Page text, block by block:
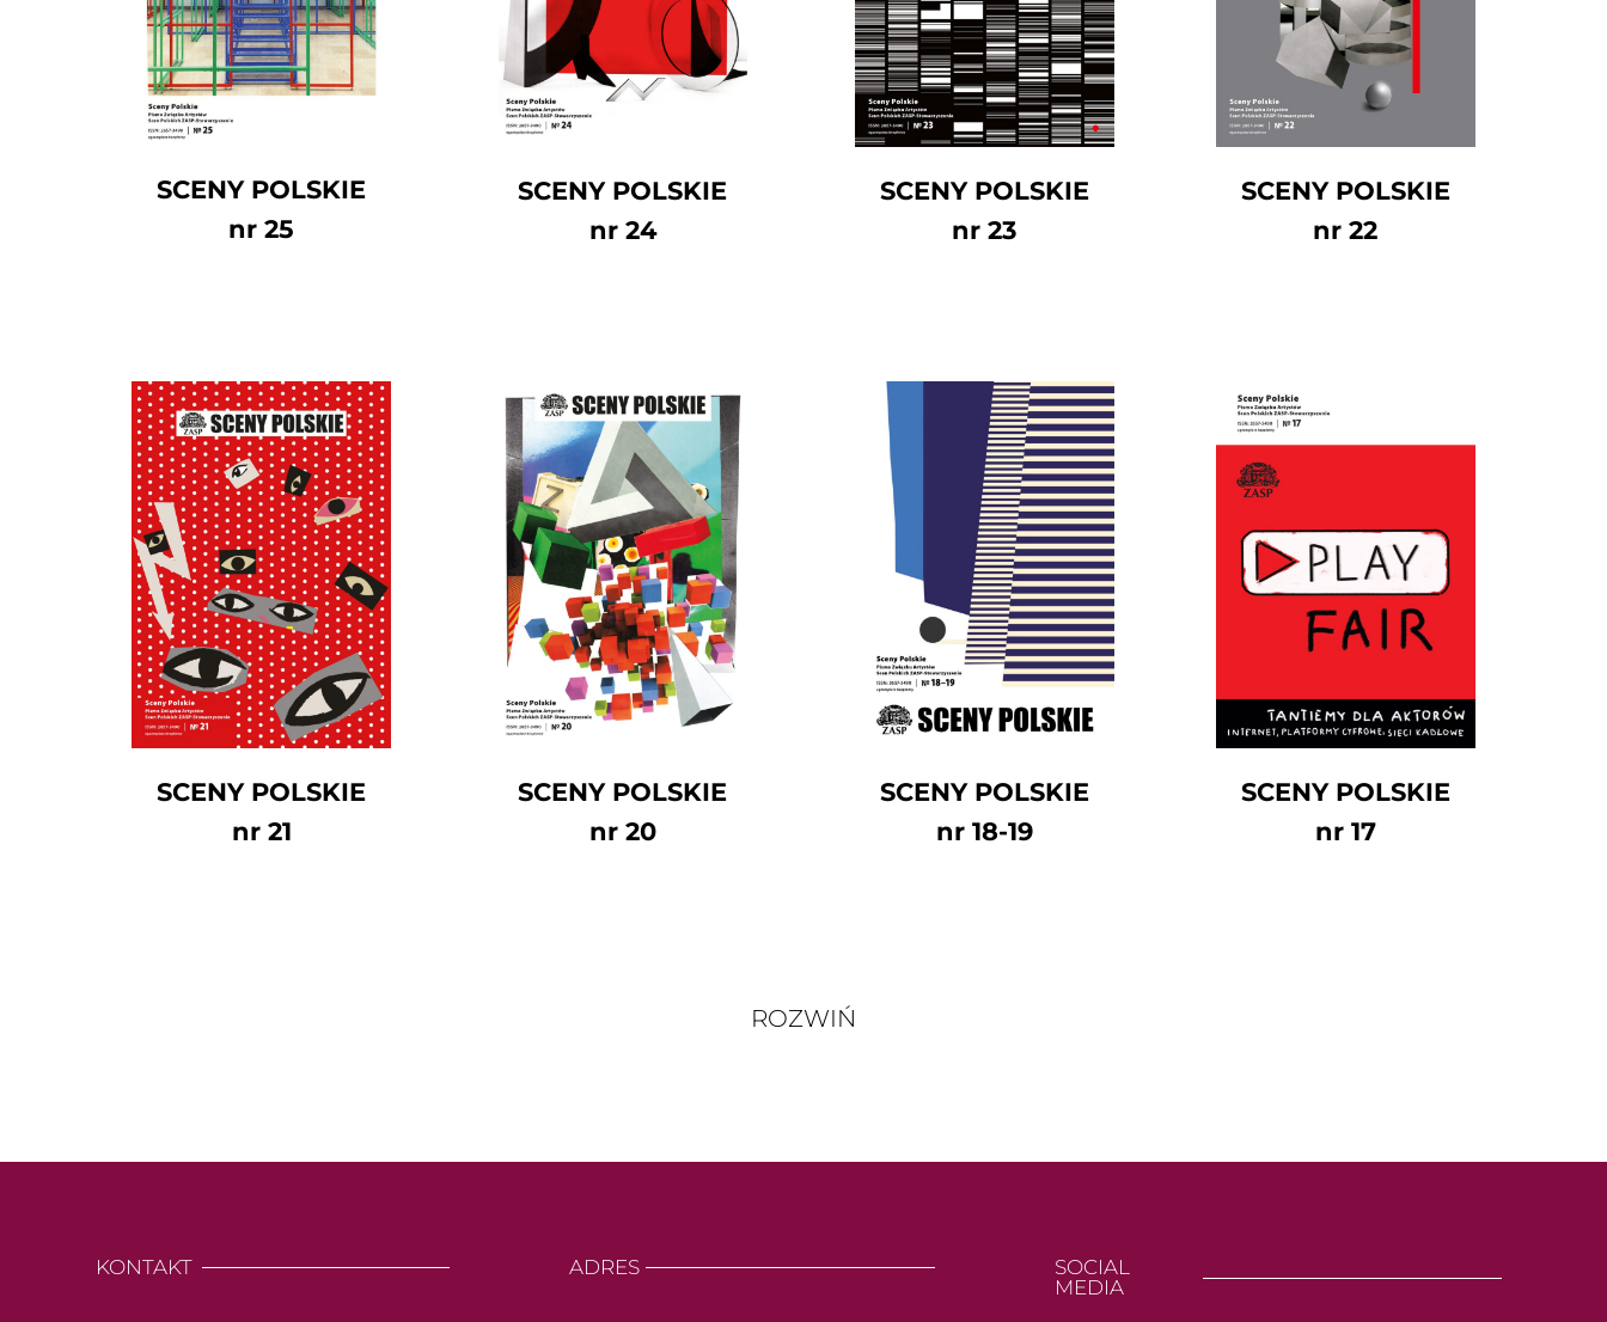
SCENY POLSKIE
nr 25
SCENY POLSKIE
nr 24
SCENY POLSKIE
nr 23
SCENY POLSKIE
nr 22
SCENY POLSKIE
nr 21
SCENY POLSKIE
nr 20
SCENY POLSKIE
nr 18-19
SCENY POLSKIE
nr 17
ROZWIŃ
KONTAKT ADRES
SOCIAL
MEDIA